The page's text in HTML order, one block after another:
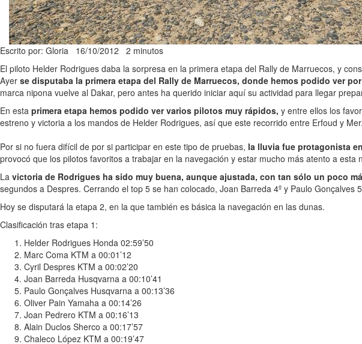
Escrito por: Gloria 16/10/2012 2 minutos
El piloto Helder Rodrigues daba la sorpresa en la primera etapa del Rally de Marruecos, y
Ayer se disputaba la primera etapa del Rally de Marruecos, donde hemos podido ver
marca nipona vuelve al Dakar, pero antes ha querido iniciar aquí su actividad para llegar
En esta primera etapa hemos podido ver varios pilotos muy rápidos, y entre ellos los
estreno y victoria a los mandos de Helder Rodrigues, así que este recorrido entre Erfoud y
Por si no fuera difícil de por si participar en este tipo de pruebas, la lluvia fue protagonista
provocó que los pilotos favoritos a trabajar en la navegación y estar mucho más atento a esta
La victoria de Rodrigues ha sido muy buena, aunque ajustada, con tan sólo un poco
segundos a Despres. Cerrando el top 5 se han colocado, Joan Barreda 4º y Paulo Gonçalves
Hoy se disputará la etapa 2, en la que también es básica la navegación en las dunas.
Clasificación tras etapa 1:
Helder Rodrigues Honda 02:59’50
Marc Coma KTM a 00:01’12
Cyril Despres KTM a 00:02’20
Joan Barreda Husqvarna a 00:10’41
Paulo Gonçalves Husqvarna a 00:13’36
Oliver Pain Yamaha a 00:14’26
Joan Pedrero KTM a 00:16’13
Alain Duclos Sherco a 00:17’57
Chaleco López KTM a 00:19’47